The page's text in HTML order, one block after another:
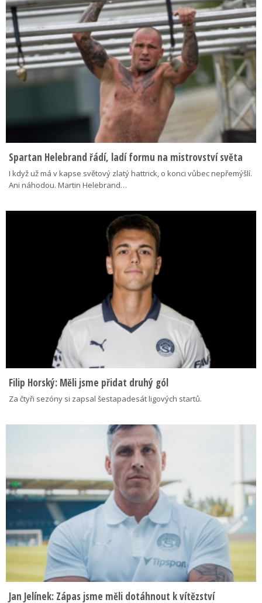
Spartan Helebrand řádí, ladí formu na mistrovství světa
I když už má v kapse světový zlatý hattrick, o konci vůbec nepřemýšlí.
Ani náhodou. Martin Helebrand…
Filip Horský: Měli jsme přidat druhý gól
Za čtyři sezóny si zapsal šestapadesát ligových startů.
Jan Jelínek: Zápas jsme měli dotáhnout k vítězství